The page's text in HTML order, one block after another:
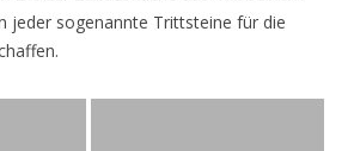
jeder sogenannte Trittsteine für die